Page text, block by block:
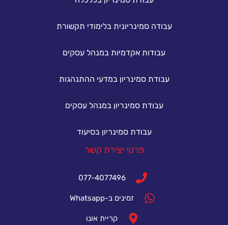
עבודה סמינריונית בלימודי תקשורת
עבודות אקדמיות במנהל עסקים
עבודת סמינריון במדעי ההתנהגות
עבודת סמינריון במנהל עסקים
עבודת סמינריון בסיעוד
פרטי יצירת קשר
077-4077496
זמינים ב-Whatsapp
קריית אונו